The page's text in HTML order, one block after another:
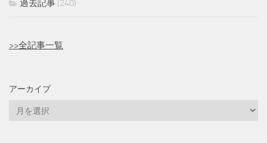
過去記事 (240)
>>全記事一覧
アーカイブ